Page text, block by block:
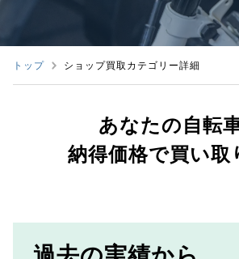
トップ ショップ買取カテゴリー詳細
あなたの自転車
納得価格で買い取